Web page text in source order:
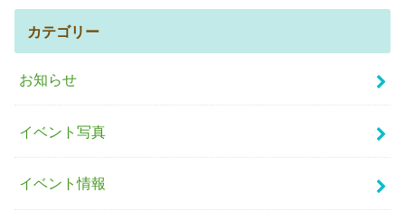
カテゴリー
お知らせ
イベント写真
イベント情報